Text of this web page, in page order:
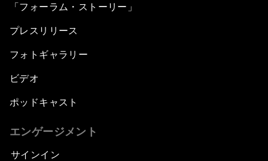
「フォーラム・ストーリー」
プレスリリース
フォトギャラリー
ビデオ
ポッドキャスト
エンゲージメント
サインイン